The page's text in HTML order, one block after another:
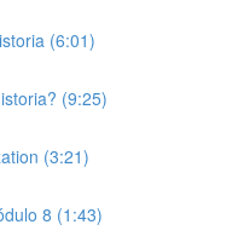
(6:01)
(9:25)
(3:21)
8 (1:43)